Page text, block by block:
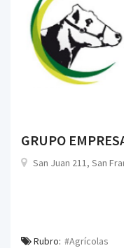
GRUPO
San Juan 211, San
Rubro: #Agrícolas